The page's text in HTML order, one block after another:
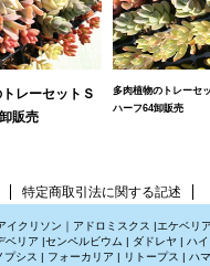
レーセットＳ
販売
多肉植物のトレーセ
ハーフ64卸販売
イクリソン ｜ アドロミスクス |エケベリ
ベリア |センペルビウム | ダドレヤ | ハ
プシス | フォーカリア | リトープス | ハ
特定商取引法に関する記述